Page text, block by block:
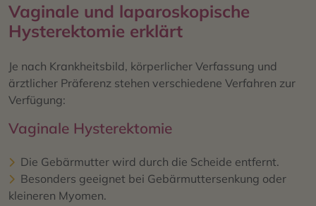
Vaginale und laparoskopische
Hysterektomie erklärt
Je nach Krankheitsbild, körperlicher Verfassung und
ärztlicher Präferenz stehen verschiedene Verfahren zur
Verfügung:
Vaginale Hysterektomie
Die Gebärmutter wird durch die Scheide entfernt.
Besonders geeignet bei Gebärmuttersenkung oder
kleineren Myomen.